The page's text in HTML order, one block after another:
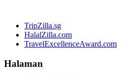
TripZilla.sg
HalalZilla.com
TravelExcellenceAward.com
Halaman